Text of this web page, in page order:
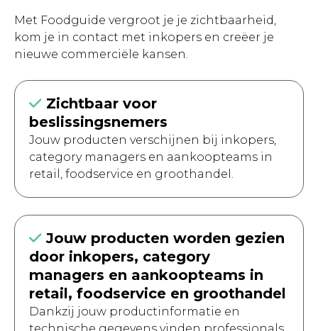
Met Foodguide vergroot je je zichtbaarheid,
kom je in contact met inkopers en creëer je
nieuwe commerciële kansen.
Zichtbaar voor
beslissingsnemers
Jouw producten verschijnen bij inkopers,
category managers en aankoopteams in
retail, foodservice en groothandel.
Jouw producten worden gezien
door inkopers, category
managers en aankoopteams in
retail, foodservice en groothandel
Dankzij jouw productinformatie en
technische gegevens vinden professionals